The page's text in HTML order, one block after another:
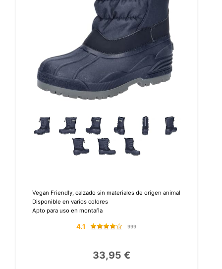
Vegan Friendly, calzado sin materiales de origen animal
Disponible en varios colores
Apto para uso en montaña
4.1 999
33,95 €